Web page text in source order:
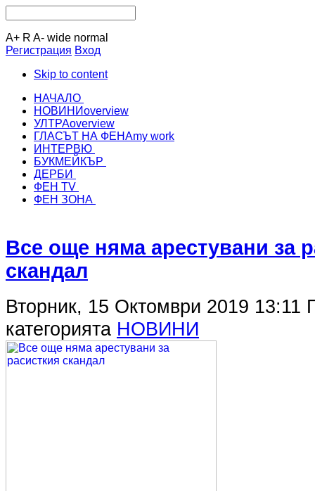
A+ R A- wide normal
Регистрация Вход
Skip to content
НАЧАЛО
НОВИНИoverview
УЛТРАoverview
ГЛАСЪТ НА ФЕНАmy work
ИНТЕРВЮ
БУКМЕЙКЪР
ДЕРБИ
ФЕН TV
ФЕН ЗОНА
Все още няма арестувани за
скандал
Вторник, 15 Октомври 2019 13:11
категорията НОВИНИ